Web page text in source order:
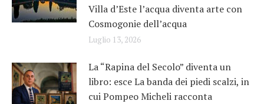
Villa d’Este l’acqua diventa arte con
Cosmogonie dell’acqua
Luglio 13, 2026
La “Rapina del Secolo” diventa un
libro: esce La banda dei piedi scalzi, in
cui Pompeo Micheli racconta